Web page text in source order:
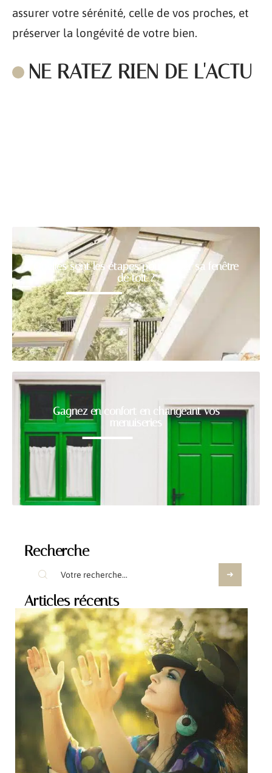
assurer votre sérénité, celle de vos proches, et
préserver la longévité de votre bien.
NE RATEZ RIEN DE L'ACTU
Quelles sont les étapes pour poser sa fenêtre
de toit ?
Gagnez en confort en changeant vos
menuiseries
Recherche
Articles récents